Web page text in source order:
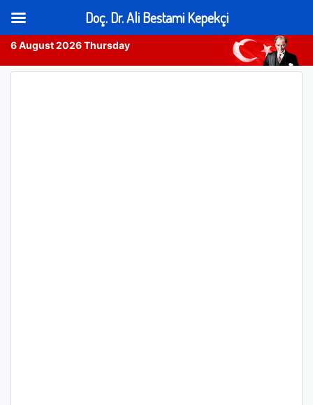
6 August 2026 Thursday
Skip
Doç. Dr. Ali Bestami Kepekçi